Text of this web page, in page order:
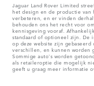
Jaguar Land Rover Limited
het design en de productie van
verbeteren, en er vinden
behouden ons het recht voor
kennisgeving vooraf.
standaard of optioneel zijn. De
op deze website zijn
verschillen, en kunnen worden
Sommige auto's worden
als retaileroptie die mogelijk
geeft u graag meer informatie